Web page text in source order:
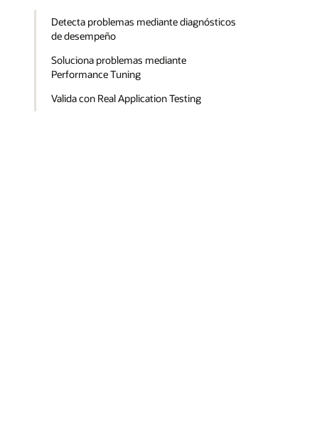
Detecta problemas mediante diagnósticos
de desempeño
Soluciona problemas mediante
Performance Tuning
Valida con Real Application Testing